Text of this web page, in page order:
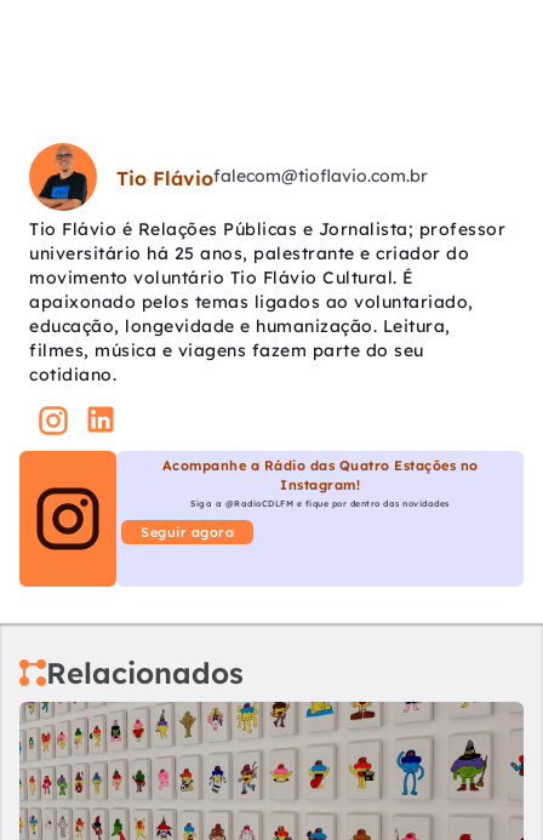
Tio Fláviofalecom@tioflavio.com.br
Tio Flávio é Relações Públicas e Jornalista; professor
universitário há 25 anos, palestrante e criador do
movimento voluntário Tio Flávio Cultural. É
apaixonado pelos temas ligados ao voluntariado,
educação, longevidade e humanização. Leitura,
filmes, música e viagens fazem parte do seu
cotidiano.
Acompanhe a Rádio das Quatro Estações no
Instagram!
Siga a @RadioCDLFM e fique por dentro das novidades
Seguir agora
Relacionados